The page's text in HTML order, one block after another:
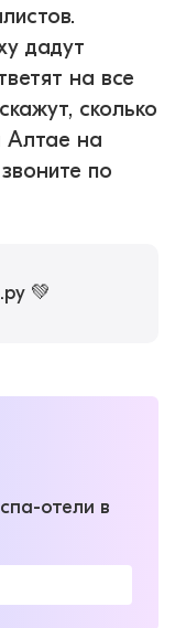
дадут
на все
сколько
Алтае на
по
💚
отели в